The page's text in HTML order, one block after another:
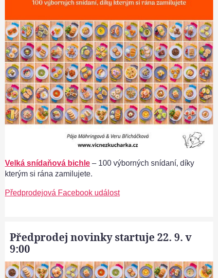
Velká snídaňová bichle – 100 výborných snídaní, díky
kterým si rána zamilujete.
Předprodejová Facebook událost
Předprodej novinky startuje 22. 9. v
9:00